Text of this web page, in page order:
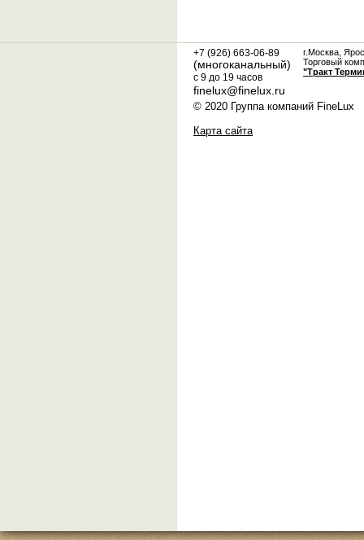
+7 (926) 663-06-89
(многоканальный)
с 9 до 19 часов
finelux@finelux.ru
г.Москва,
Торговый
"Тракт
© 2020 Группа компаний FineLux
Карта сайта